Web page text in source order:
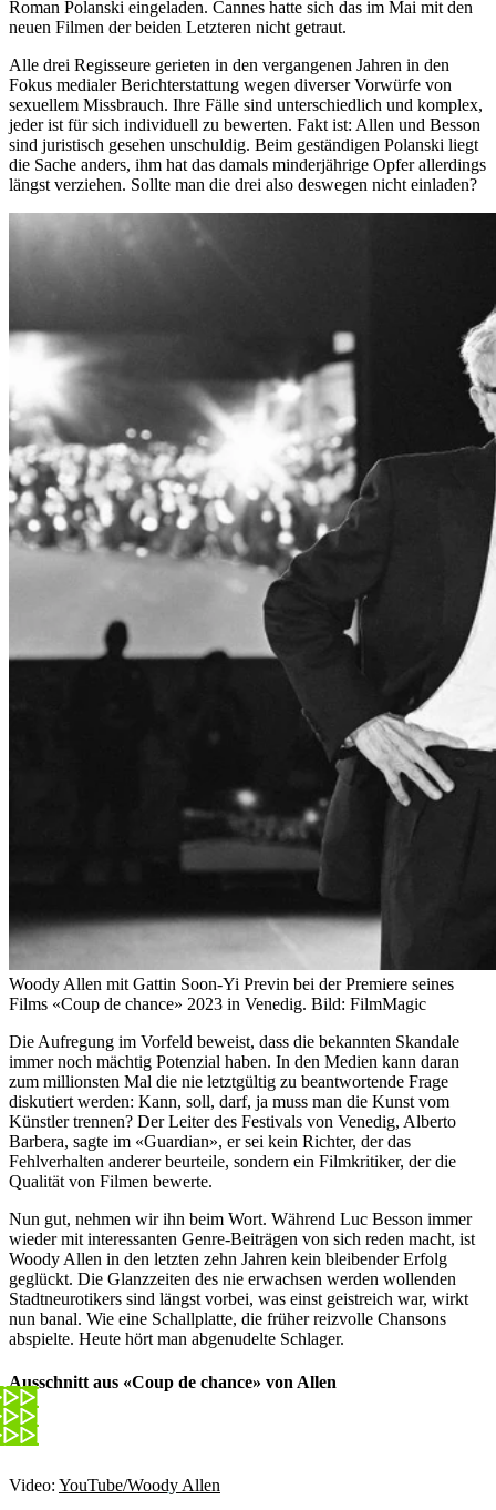
Roman Polanski eingeladen. Cannes hatte sich das im Mai mit den
neuen Filmen der beiden Letzteren nicht getraut.
Alle drei Regisseure gerieten in den vergangenen Jahren in den
Fokus medialer Berichterstattung wegen diverser Vorwürfe von
sexuellem Missbrauch. Ihre Fälle sind unterschiedlich und komplex,
jeder ist für sich individuell zu bewerten. Fakt ist: Allen und Besson
sind juristisch gesehen unschuldig. Beim geständigen Polanski liegt
die Sache anders, ihm hat das damals minderjährige Opfer allerdings
längst verziehen. Sollte man die drei also deswegen nicht einladen?
Woody Allen mit Gattin Soon-Yi Previn bei der Premiere seines
Films «Coup de chance» 2023 in Venedig. Bild: FilmMagic
Die Aufregung im Vorfeld beweist, dass die bekannten Skandale
immer noch mächtig Potenzial haben. In den Medien kann daran
zum millionsten Mal die nie letztgültig zu beantwortende Frage
diskutiert werden: Kann, soll, darf, ja muss man die Kunst vom
Künstler trennen? Der Leiter des Festivals von Venedig, Alberto
Barbera, sagte im «Guardian», er sei kein Richter, der das
Fehlverhalten anderer beurteile, sondern ein Filmkritiker, der die
Qualität von Filmen bewerte.
Nun gut, nehmen wir ihn beim Wort. Während Luc Besson immer
wieder mit interessanten Genre-Beiträgen von sich reden macht, ist
Woody Allen in den letzten zehn Jahren kein bleibender Erfolg
geglückt. Die Glanzzeiten des nie erwachsen werden wollenden
Stadtneurotikers sind längst vorbei, was einst geistreich war, wirkt
nun banal. Wie eine Schallplatte, die früher reizvolle Chansons
abspielte. Heute hört man abgenudelte Schlager.
Ausschnitt aus «Coup de chance» von Allen
Video: YouTube/Woody Allen